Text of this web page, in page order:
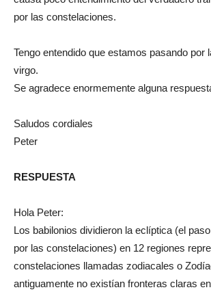
por las constelaciones.
Tengo entendido que estamos pasando por
virgo.
Se agradece enormemente alguna
Saludos cordiales
Peter
RESPUESTA
Hola Peter:
Los babilonios dividieron la eclíptica (el
por las constelaciones) en 12 regiones
constelaciones llamadas zodiacales o
antiguamente no existían fronteras claras